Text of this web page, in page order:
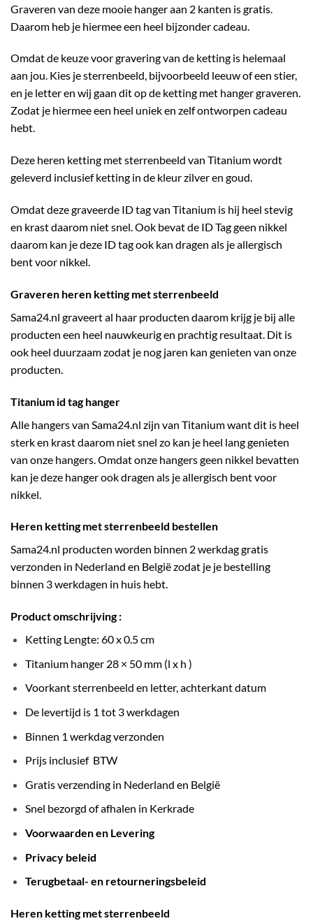
Graveren van deze mooie hanger aan 2 kanten is gratis.
Daarom heb je hiermee een heel bijzonder cadeau.
Omdat de keuze voor gravering van de ketting is helemaal
aan jou. Kies je sterrenbeeld, bijvoorbeeld leeuw of een stier,
en je letter en wij gaan dit op de ketting met hanger graveren.
Zodat je hiermee een heel uniek en zelf ontworpen cadeau
hebt.
Deze heren ketting met sterrenbeeld van Titanium wordt
geleverd inclusief ketting in de kleur zilver en goud.
Omdat deze graveerde ID tag van Titanium is hij heel stevig
en krast daarom niet snel. Ook bevat de ID Tag geen nikkel
daarom kan je deze ID tag ook kan dragen als je allergisch
bent voor nikkel.
Graveren heren ketting met sterrenbeeld
Sama24.nl graveert al haar producten daarom krijg je bij alle
producten een heel nauwkeurig en prachtig resultaat. Dit is
ook heel duurzaam zodat je nog jaren kan genieten van onze
producten.
Titanium id tag hanger
Alle hangers van Sama24.nl zijn van Titanium want dit is heel
sterk en krast daarom niet snel zo kan je heel lang genieten
van onze hangers. Omdat onze hangers geen nikkel bevatten
kan je deze hanger ook dragen als je allergisch bent voor
nikkel.
Heren ketting met sterrenbeeld bestellen
Sama24.nl producten worden binnen 2 werkdag gratis
verzonden in Nederland en België zodat je je bestelling
binnen 3 werkdagen in huis hebt.
Product omschrijving :
Ketting Lengte: 60 x 0.5 cm
Titanium hanger 28 × 50 mm (l x h )
Voorkant sterrenbeeld en letter, achterkant datum
De levertijd is 1 tot 3 werkdagen
Binnen 1 werkdag verzonden
Prijs inclusief BTW
Gratis verzending in Nederland en België
Snel bezorgd of afhalen in Kerkrade
Voorwaarden en Levering
Privacy beleid
Terugbetaal- en retourneringsbeleid
Heren ketting met sterrenbeeld